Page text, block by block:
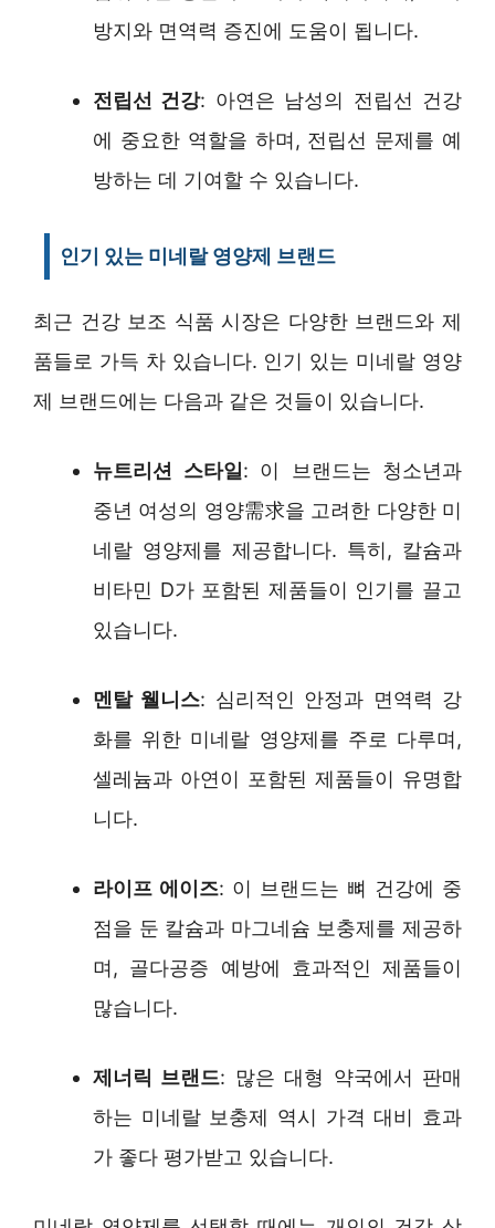
방지와 면역력 증진에 도움이 됩니다.
전립선 건강: 아연은 남성의 전립선 건강
에 중요한 역할을 하며, 전립선 문제를 예
방하는 데 기여할 수 있습니다.
인기 있는 미네랄 영양제 브랜드
최근 건강 보조 식품 시장은 다양한 브랜드와 제
품들로 가득 차 있습니다. 인기 있는 미네랄 영양
제 브랜드에는 다음과 같은 것들이 있습니다.
뉴트리션 스타일: 이 브랜드는 청소년과
중년 여성의 영양需求을 고려한 다양한 미
네랄 영양제를 제공합니다. 특히, 칼슘과
비타민 D가 포함된 제품들이 인기를 끌고
있습니다.
멘탈 웰니스: 심리적인 안정과 면역력 강
화를 위한 미네랄 영양제를 주로 다루며,
셀레늄과 아연이 포함된 제품들이 유명합
니다.
라이프 에이즈: 이 브랜드는 뼈 건강에 중
점을 둔 칼슘과 마그네슘 보충제를 제공하
며, 골다공증 예방에 효과적인 제품들이
많습니다.
제너릭 브랜드: 많은 대형 약국에서 판매
하는 미네랄 보충제 역시 가격 대비 효과
가 좋다 평가받고 있습니다.